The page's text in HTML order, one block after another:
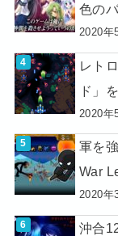
色の
2020年
レト
ド」
2020年
軍を
War
2020年
沖合